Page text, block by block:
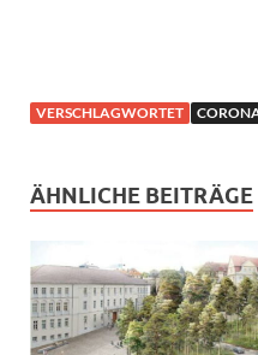
VERSCHLAGWORTET
ÄHNLICHE BEITRÄGE